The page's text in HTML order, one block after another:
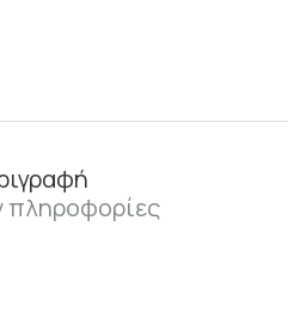
πληροφορίες